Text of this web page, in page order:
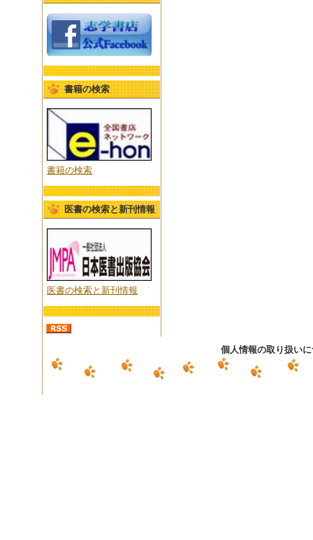
書籍の検索
書籍の検索
医書の検索と新刊情報
医書の検索と新刊情報
個人情報の取り扱い